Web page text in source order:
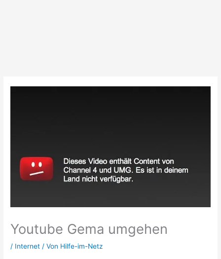
Youtube Gema umgehen
/ Internet / Von Hilfe-im-Netz